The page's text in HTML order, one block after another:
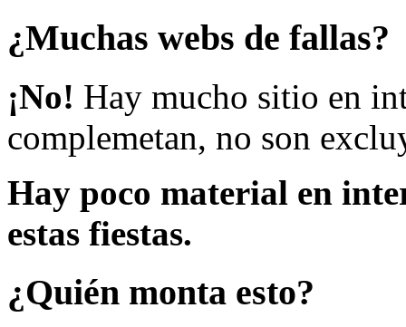
¿Muchas webs de fallas?
¡No! Hay mucho sitio en
complemetan, no son
Hay poco material en
estas fiestas.
¿Quién monta esto?